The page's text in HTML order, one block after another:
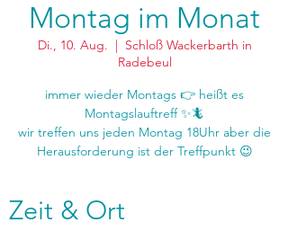
Montag im Monat
Di., 10. Aug.
  |
Schloß Wackerbarth in
Radebeul
immer wieder Montags 👉 heißt es
Montagslauftreff ✨🦎
wir treffen uns jeden Montag 18Uhr aber die
Zeit & Ort